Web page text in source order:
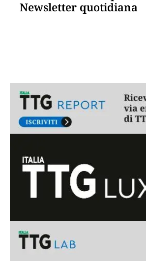
Newsletter quotidiana